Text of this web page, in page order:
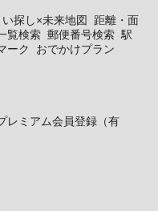
探し×未来地図
距離・面
覧検索 郵便番号検索 駅
ーク おでかけプラン
レミアム会員登録（有